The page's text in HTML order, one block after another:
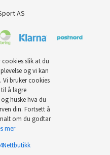
AS
slik at du
og vi kan
Vi bruker cookies
å lagre
huske hva du
din. Fortsett å
om du godtar
mer